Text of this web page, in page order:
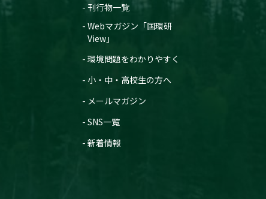
刊行物一覧
Webマガジン「国環研
View」
環境問題をわかりやすく
小・中・高校生の方へ
メールマガジン
SNS一覧
新着情報